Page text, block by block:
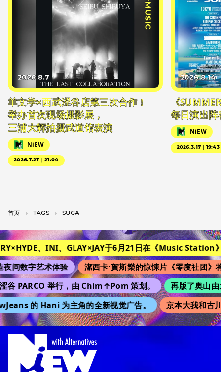
#MUSIC
2026.8.7
羊文学×西武涩谷店第三次合作！
举办首次现场摄影展，
三浦大辉拍摄武道馆表演
NiEW
2026.7.27｜21:04
2026.8.14
《
每日演出阵
NiEW
2026.3.17｜19:43
首页 T­A­G­S SUGA
、INI、GLAY×JAY于6月21日在《Music Station》
间数字艺术体验
潔西卡·賀斯樂的惊悚片《零度社团》
PARCO 举行，由 Chim↑Pom 策划。
再版了奥山
的 Hani 为主角的全新视觉广告。
京本大我和古